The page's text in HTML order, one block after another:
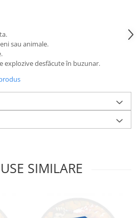
sau animale.
explozive desfăcute în buzunar.
SIMILARE